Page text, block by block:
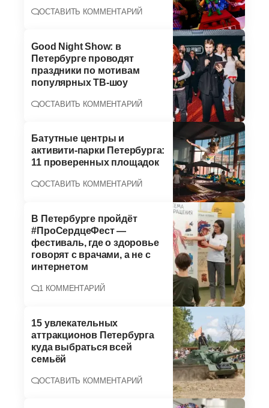
ОСТАВИТЬ КОММЕНТАРИЙ
Good Night Show: в
Петербурге проводят
праздники по мотивам
популярных ТВ-шоу
ОСТАВИТЬ КОММЕНТАРИЙ
Батутные центры и
активити-парки Петербурга:
11 проверенных площадок
ОСТАВИТЬ КОММЕНТАРИЙ
В Петербурге пройдёт
#ПроСердцеФест —
фестиваль, где о здоровье
говорят с врачами, а не с
интернетом
1 КОММЕНТАРИЙ
15 увлекательных
аттракционов Петербурга
куда выбраться всей
семьёй
ОСТАВИТЬ КОММЕНТАРИЙ